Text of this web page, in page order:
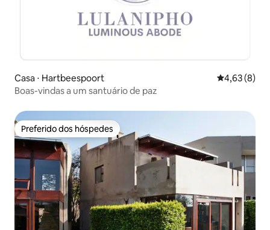
Casa ⋅ Hartbeespoort 4,63 de uma
4,63 (8)
Boas-vindas a um santuário de paz
Preferido dos hóspedes
Preferido dos hóspedes